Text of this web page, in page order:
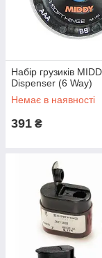
Набір грузиків
Dispenser (6 Way)
Немає в наявності
391 ₴